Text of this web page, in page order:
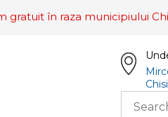
gratuit în raza municipiului